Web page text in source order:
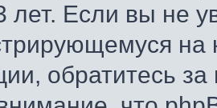
Если вы не
обратитесь